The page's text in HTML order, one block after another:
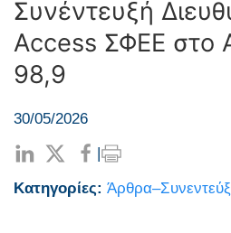
Συνέντευξή
Access ΣΦΕΕ στο
98,9
30/05/2026
Κατηγορίες: